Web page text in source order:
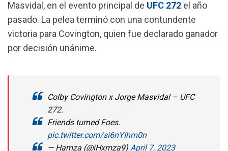
Masvidal, en el evento principal de UFC 272 el año
pasado. La pelea terminó con una contundente
victoria para Covington, quien fue declarado ganador
por decisión unánime.
Colby Covington x Jorge Masvidal – UFC
272.
Friends turned Foes.
pic.twitter.com/si6nYIhm0n
— Hamza (@iHxmza9) April 7, 2023